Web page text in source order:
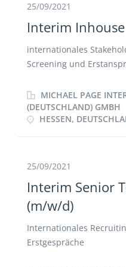
25/09/2021
Interim
internationales
Screening und
der gesamten DACH-
MICHAEL PAGE
(DEUTSCHLAND) GMBH
HESSEN,
25/09/2021
Interim Senior
(m/w/d)
Internationales
Erstgespräche